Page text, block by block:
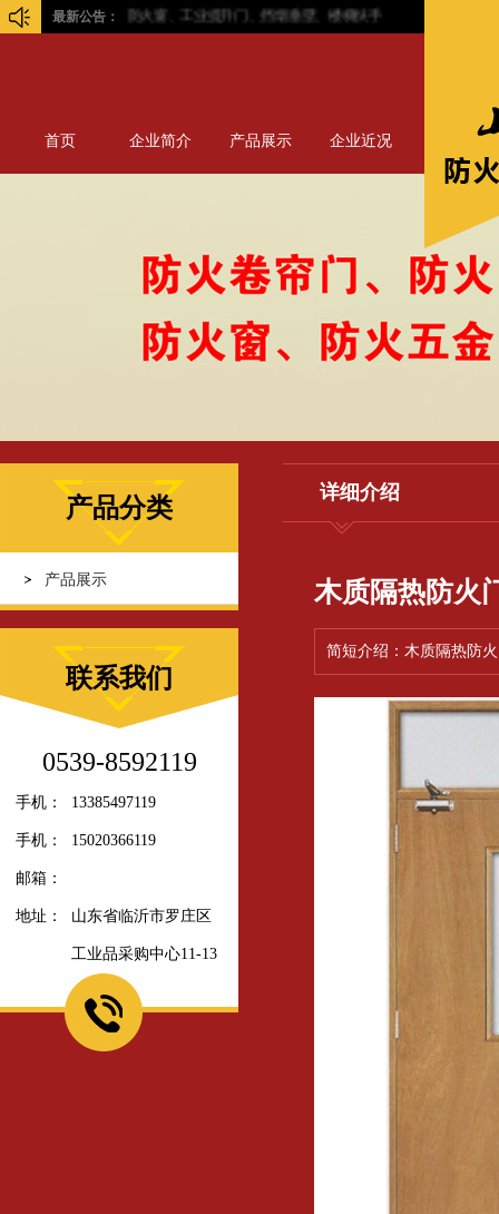
最新公告：
门、防火卷帘门、防火窗、工业提升门、挡烟垂壁、楼梯扶手
首页 企业简介 产品展示 企业近况
产品分类
产品展示
联系我们
0539-8592119
手机： 13385497119
手机： 15020366119
邮箱：
地址： 山东省临沂市罗庄区
工业品采购中心11-13
详细介绍
木质隔热防火
简短介绍：木质隔热防